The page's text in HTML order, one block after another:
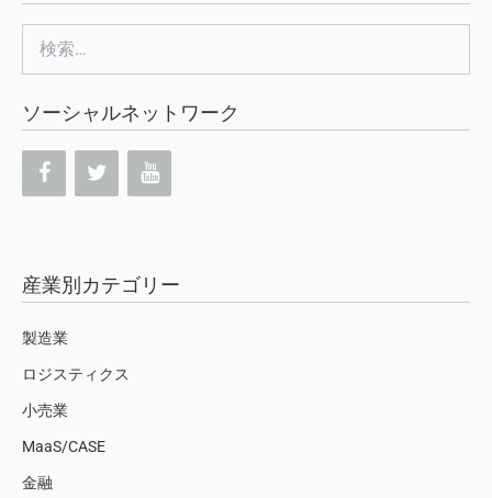
索:
ソーシャルネットワーク
産業別カテゴリー
製造業
ロジスティクス
小売業
MaaS/CASE
金融